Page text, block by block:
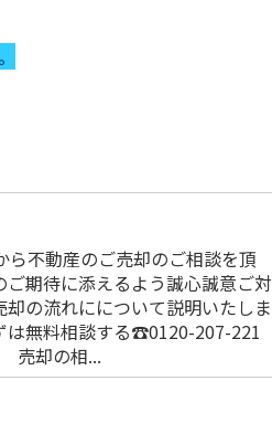
不動産のご売却のご相談を頂
期待に添えるよう誠心誠意ご対
の流れにについて説明いたしま
は無料相談する☎0120-207-221
売却の相...